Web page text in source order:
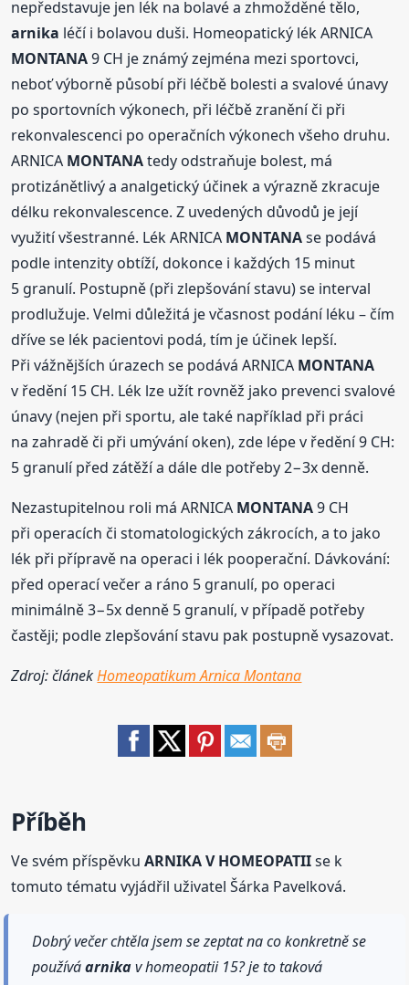
nepředstavuje jen lék na bolavé a zhmožděné tělo,
arnika léčí i bolavou duši. Homeopatický lék ARNICA
MONTANA9 CH je známý zejména mezi sportovci,
neboť výborně působí při léčbě bolesti a svalové únavy
po sportovních výkonech, při léčbě zranění či při
rekonvalescenci po operačních výkonech všeho druhu.
ARNICA MONTANAtedy odstraňuje bolest, má
protizánětlivý a analgetický účinek a výrazně zkracuje
délku rekonvalescence. Z uvedených důvodů je její
využití všestranné. Lék ARNICA MONTANAse podává
podle intenzity obtíží, dokonce i každých 15 minut
5 granulí. Postupně (při zlepšování stavu) se interval
prodlužuje. Velmi důležitá je včasnost podání léku – čím
dříve se lék pacientovi podá, tím je účinek lepší.
Při vážnějších úrazech se podává ARNICA MONTANA
v ředění 15 CH. Lék lze užít rovněž jako prevenci svalové
únavy (nejen při sportu, ale také například při práci
na zahradě či při umývání oken), zde lépe v ředění 9 CH:
5 granulí před zátěží a dále dle potřeby 2−3x denně.
Nezastupitelnou roli má ARNICA MONTANA9 CH
při operacích či stomatologických zákrocích, a to jako
lék při přípravě na operaci i lék pooperační. Dávkování:
před operací večer a ráno 5 granulí, po operaci
minimálně 3−5x denně 5 granulí, v případě potřeby
častěji; podle zlepšování stavu pak postupně vysazovat.
Zdroj: článekHomeopatikum Arnica Montana
Příběh
Ve svém příspěvkuARNIKA V HOMEOPATIIse k
tomuto tématu vyjádřil uživatel Šárka Pavelková.
Dobrý večer chtěla jsem se zeptat na co konkretně se
používáarnikav homeopatii 15? je to taková